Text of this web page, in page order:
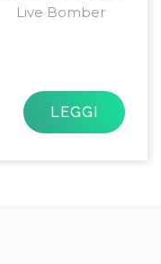
Live Bomber
LEGGI